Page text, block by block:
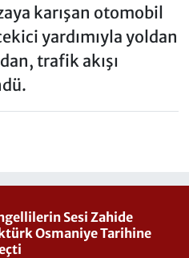
karışan otomobil
yardımıyla yoldan
trafik akışı
Sesi Zahide
Osmaniye Tarihine